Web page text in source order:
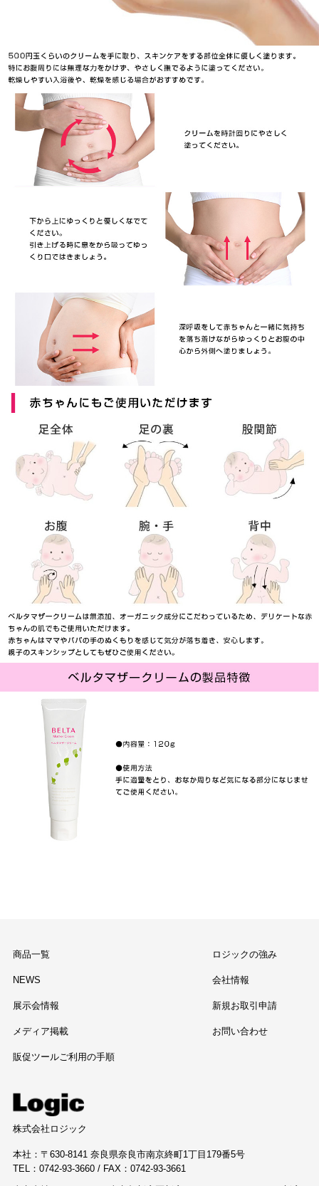
商品一覧
NEWS
展示会情報
メディア掲載
販促ツールご利用の手順
ロジックの強み
会社情報
新規お取引申請
お問い合わせ
株式会社ロジック
本社：〒630-8141 奈良県奈良市南京終町1丁目179番5号
TEL：0742-93-3660 / FAX：0742-93-3661